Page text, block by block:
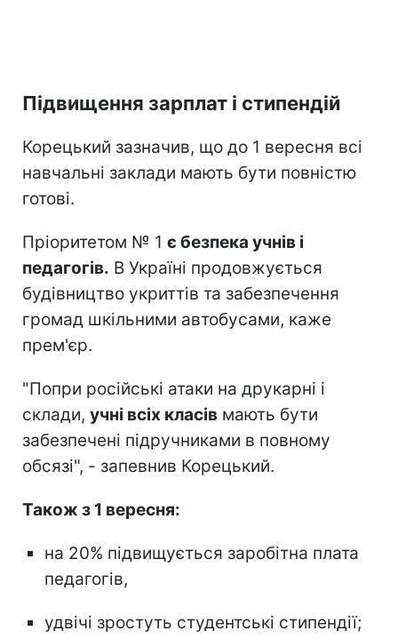
Підвищення зарплат і стипендій
Корецький зазначив, що до 1 вересня всі
навчальні заклади мають бути повністю
готові.
Пріоритетом № 1 є безпека учнів і
педагогів. В Україні продовжується
будівництво укриттів та забезпечення
громад шкільними автобусами, каже
прем'єр.
"Попри російські атаки на друкарні і
склади, учні всіх класів мають бути
забезпечені підручниками в повному
обсязі", - запевнив Корецький.
Також з 1 вересня:
на 20% підвищується заробітна плата
педагогів,
удвічі зростуть студентські стипендії;